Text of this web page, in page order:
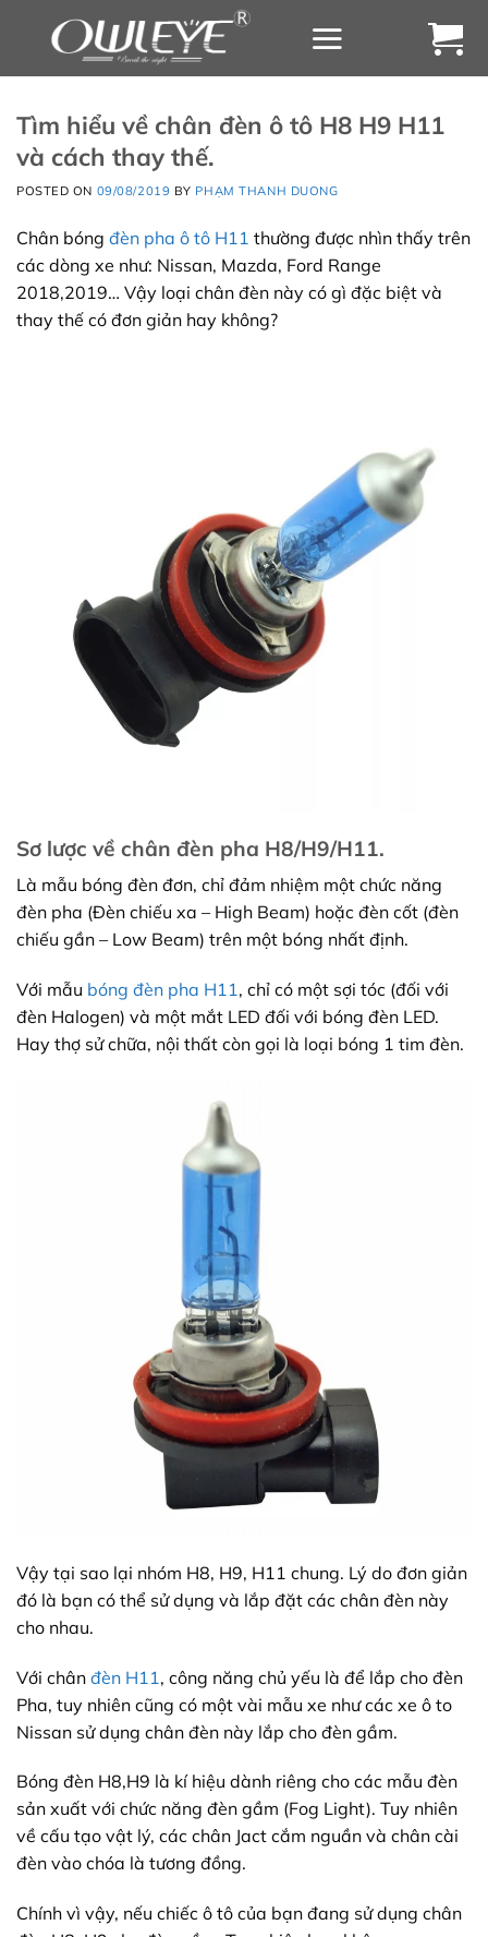
Tìm hiểu về chân đèn ô tô H8 H9 H11
và cách thay thế.
POSTED ON 09/08/2019 BY PHẠM THANH DUONG
Chân bóng đèn pha ô tô H11 thường được nhìn thấy trên
các dòng xe như: Nissan, Mazda, Ford Range
2018,2019… Vậy loại chân đèn này có gì đặc biệt và
thay thế có đơn giản hay không?
Sơ lược về chân đèn pha H8/H9/H11.
Là mẫu bóng đèn đơn, chỉ đảm nhiệm một chức năng
đèn pha (Đèn chiếu xa – High Beam) hoặc đèn cốt (đèn
chiếu gần – Low Beam) trên một bóng nhất định.
Với mẫu bóng đèn pha H11, chỉ có một sợi tóc (đối với
đèn Halogen) và một mắt LED đối với bóng đèn LED.
Hay thợ sử chữa, nội thất còn gọi là loại bóng 1 tim đèn.
Vậy tại sao lại nhóm H8, H9, H11 chung. Lý do đơn giản
đó là bạn có thể sử dụng và lắp đặt các chân đèn này
cho nhau.
Với chân đèn H11, công năng chủ yếu là để lắp cho đèn
Pha, tuy nhiên cũng có một vài mẫu xe như các xe ô to
Nissan sử dụng chân đèn này lắp cho đèn gầm.
Bóng đèn H8,H9 là kí hiệu dành riêng cho các mẫu đèn
sản xuất với chức năng đèn gầm (Fog Light). Tuy nhiên
về cấu tạo vật lý, các chân Jact cắm nguần và chân cài
đèn vào chóa là tương đồng.
Chính vì vậy, nếu chiếc ô tô của bạn đang sử dụng chân